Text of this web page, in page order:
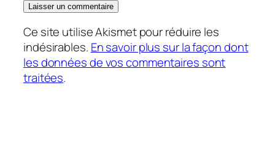
Ce site utilise Akismet pour réduire les
indésirables. En savoir plus sur la façon dont
les données de vos commentaires sont
traitées.